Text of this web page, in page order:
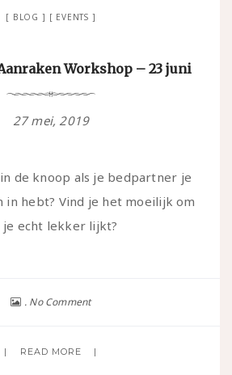
BLOG EVENTS
Workshop – 23 juni
27 mei, 2019
de knoop als je bedpartner je
in hebt? Vind je het moeilijk om
je echt lekker lijkt?
No Comment
READ MORE